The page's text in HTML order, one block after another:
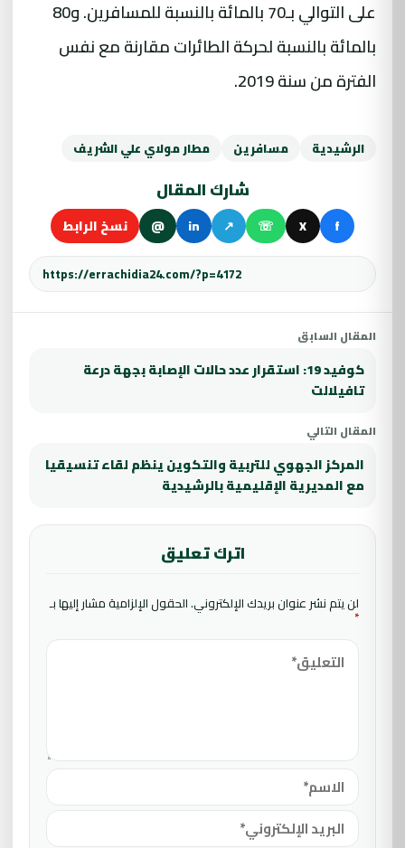
على التوالي بـ70 بالمائة بالنسبة للمسافرين. و80
بالمائة بالنسبة لحركة الطائرات مقارنة مع نفس
الفترة من سنة 2019.
الرشيدية مسافرين مطار مولاي علي الشريف
شارك المقال
f
X
☏
↗
in
@ نسخ الرابط
المقال السابق
كوفيد 19: استقرار عدد حالات الإصابة بجهة درعة
تافيلالت
المقال التالي
المركز الجهوي للتربية والتكوين ينظم لقاء تنسيقيا
مع المديرية الإقليمية بالرشيدية
اترك تعليق
لن يتم نشر عنوان بريدك الإلكتروني.الحقول الإلزامية مشار إليها بـ
*